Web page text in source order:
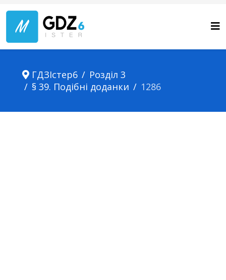
ГДЗІстер6
Розділ 3
§ 39. Подібні доданки
1286